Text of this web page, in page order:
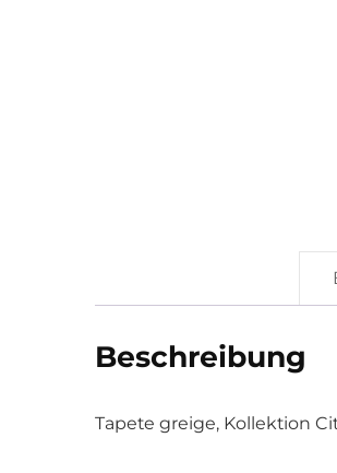
Beschreibung
Tapete greige, Kollektion